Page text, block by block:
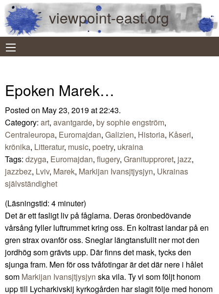
viewpoint-east.org
Epoken Marek…
Posted on May 23, 2019 at 22:43.
Category: art, avantgarde, by sophie engström,
Centraleuropa, Euromajdan, Galizien, Historia, Kåseri,
krönika, Litteratur, music, poetry, ukraina
Tags: dzyga, Euromajdan, flugery, Granitupproret, jazz,
jazzbez, Lviv, Marek, Markijan Ivansjtjysjyn, Ukrainas
självständighet
(Läsningstid: 4 minuter)
Det är ett fasligt liv på fåglarna. Deras öronbedövande
vårsång fyller luftrummet kring oss. En koltrast landar på en
gren strax ovanför oss. Sneglar längtansfullt ner mot den
jordhög som grävts upp. Där finns det mask, tycks den
sjunga fram. Men för oss tvåfotingar är det där nere i hålet
som Markijan Ivansjtjysjyn ska vila. Ty vi som följt honom
upp till Lycharkivskij kyrkogården har slagit följe med honom